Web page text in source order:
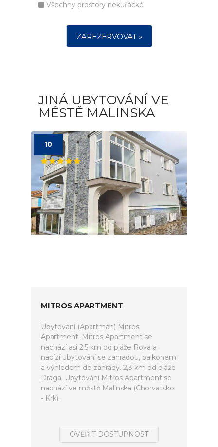
Všechny prostory nekuřácké
ZAREZERVOVAT »
JINÁ UBYTOVÁNÍ VE
MĚSTĚ MALINSKA
10
MITROS APARTMENT
Ubytování (Apartmán) Mitros
Apartment. Mitros Apartment se
nachází asi 2,5 km od pláže Rova a
nabízí ubytování se zahradou, balkonem
a výhledem do zahrady. 2,3 km od pláže
Draga. Ubytování Mitros Apartment se
nachází ve městě Malinska (Chorvatsko
- Krk).
OVĚŘIT DOSTUPNOST